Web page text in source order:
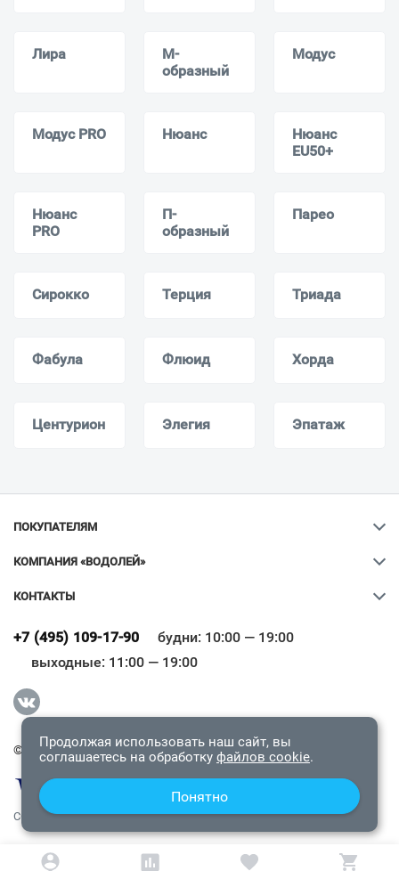
Лира
М-
образный
Модус
Модус PRO Нюанс
Нюанс
EU50+
Нюанс
PRO
П-
образный
Парео
Сирокко Терция Триада
Фабула Флюид Хорда
Центурион Элегия Эпатаж
ПОКУПАТЕЛЯМ
КОМПАНИЯ «ВОДОЛЕЙ»
КОНТАКТЫ
+7 (495) 109-17-90
будни: 10:00 — 19:00
выходные: 11:00 — 19:00
© 2009-2026 «Водолей Онлайн». Все права защищены.
СОГЛАШЕНИЕ О КОНФИДЕНЦИАЛЬНОСТИ
Всё верно
Продолжая использовать наш сайт, вы
соглашаетесь на обработку файлов cookie.
Понятно